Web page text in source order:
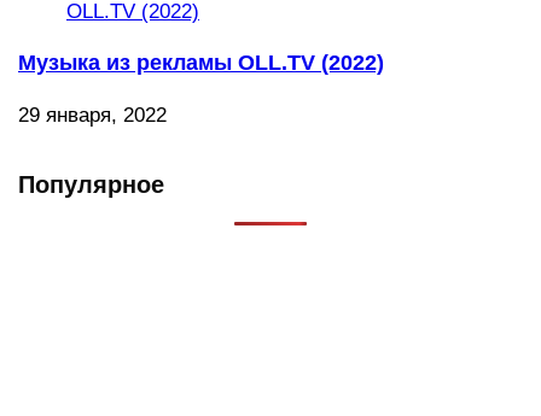
Музыка из рекламы OLL.TV (2022)
29 января, 2022
Популярное